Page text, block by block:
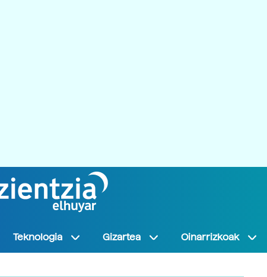
Teknologia Gizartea Oinarrizkoak